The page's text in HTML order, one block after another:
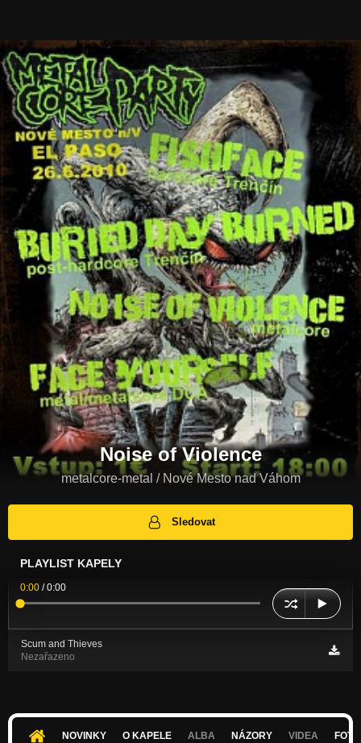
Noise of Violence
metalcore-metal / Nové Mesto nad Váhom
Sledovat
PLAYLIST KAPELY
0:00 /0:00
Scum and Thieves
Nezařazeno
NOVINKY O KAPELE ALBA NÁZORY VIDEA